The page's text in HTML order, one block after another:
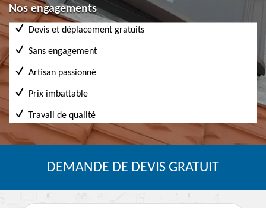
Nos engagements
Devis et déplacement gratuits
Sans engagement
Artisan passionné
Prix imbattable
Travail de qualité
DEMANDE DE DEVIS GRATUIT